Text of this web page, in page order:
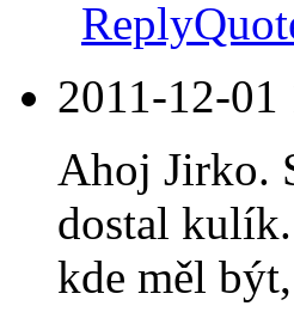
Reply
2011-12-01
Ahoj Jirko.
dostal
kde měl